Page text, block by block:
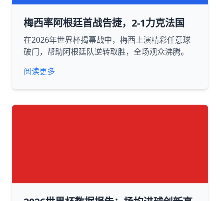
梅西率阿根廷首战告捷，2-1力克法国
在2026年世界杯揭幕战中，梅西上演精彩任意球
破门，帮助阿根廷队逆转取胜，全场观众沸腾。
阅读更多